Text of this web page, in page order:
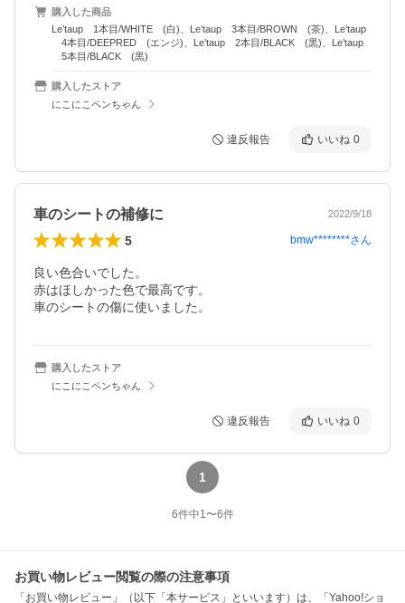
購入した商品
Le’taup 1本目/WHITE (白)、Le’taup 3本目/BROWN (茶)、Le’taup
4本目/DEEPRED (エンジ)、Le’taup 2本目/BLACK (黒)、Le’taup
5本目/BLACK (黒)
購入したストア
にこにこペンちゃん
違反報告 いいね 0
車のシートの補修に 2022/9/18
5 bmw********さん
良い色合いでした。
赤はほしかった色で最高です。
車のシートの傷に使いました。
購入したストア
にこにこペンちゃん
違反報告 いいね 0
1
6件中1〜6件
お買い物レビュー閲覧の際の注意事項
「お買い物レビュー」（以下「本サービス」といいます）は、「Yahoo!ショ